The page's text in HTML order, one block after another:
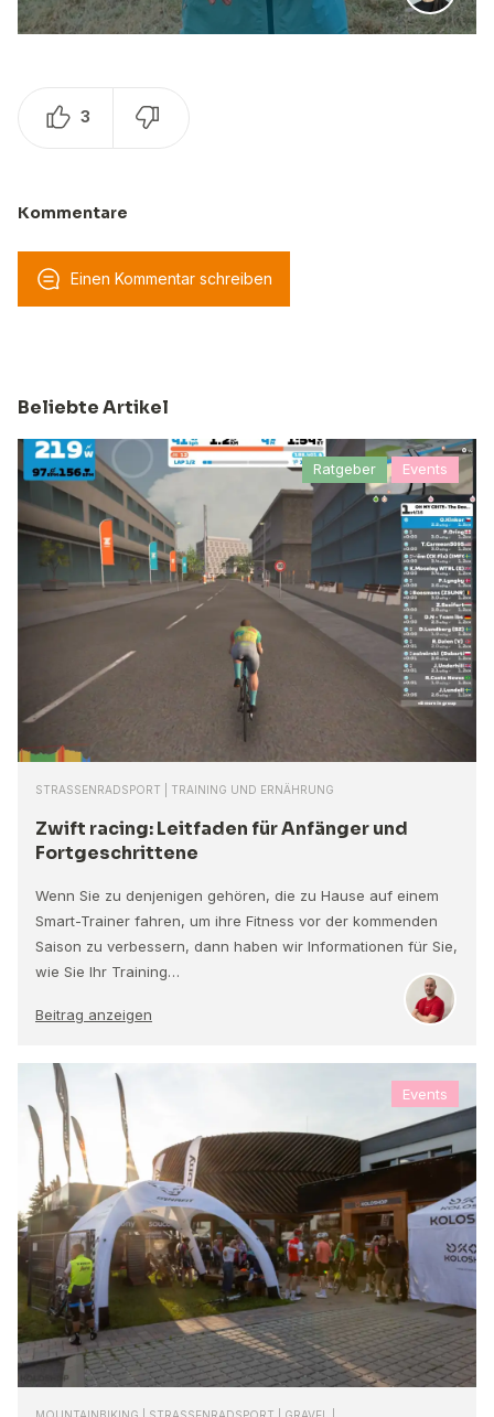
3
Kommentare
Einen Kommentar schreiben
Beliebte Artikel
Ratgeber Events
STRASSENRADSPORT | TRAINING UND ERNÄHRUNG
Zwift racing: Leitfaden für Anfänger und
Fortgeschrittene
Wenn Sie zu denjenigen gehören, die zu Hause auf einem
Smart-Trainer fahren, um ihre Fitness vor der kommenden
Saison zu verbessern, dann haben wir Informationen für Sie,
wie Sie Ihr Training…
Beitrag anzeigen
Events